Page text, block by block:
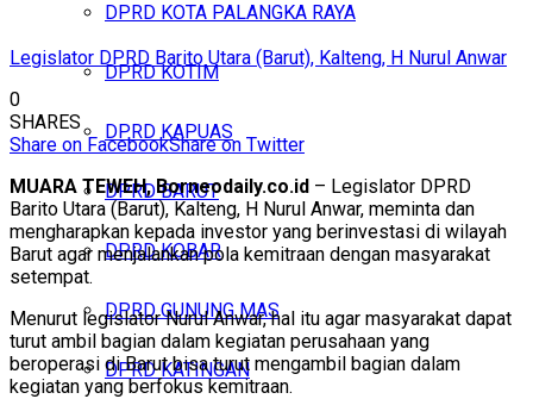
DPRD KOTA PALANGKA RAYA
DPRD KOTIM
DPRD KAPUAS
DPRD BARUT
DPRD KOBAR
DPRD GUNUNG MAS
DPRD KATINGAN
Legislator DPRD Barito Utara (Barut), Kalteng, H Nurul Anwar
0
SHARES
Share on FacebookShare on Twitter
MUARA TEWEH, Borneodaily.co.id – Legislator DPRD
Barito Utara (Barut), Kalteng, H Nurul Anwar, meminta dan
mengharapkan kepada investor yang berinvestasi di wilayah
Barut agar menjalankan pola kemitraan dengan masyarakat
setempat.
Menurut legislator Nurul Anwar, hal itu agar masyarakat dapat
turut ambil bagian dalam kegiatan perusahaan yang
beroperasi di Barut bisa turut mengambil bagian dalam
kegiatan yang berfokus kemitraan.